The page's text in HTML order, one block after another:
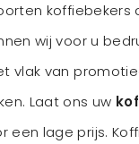
koffiebekers
wij voor u
vlak van
Laat ons uw
een lage prijs.